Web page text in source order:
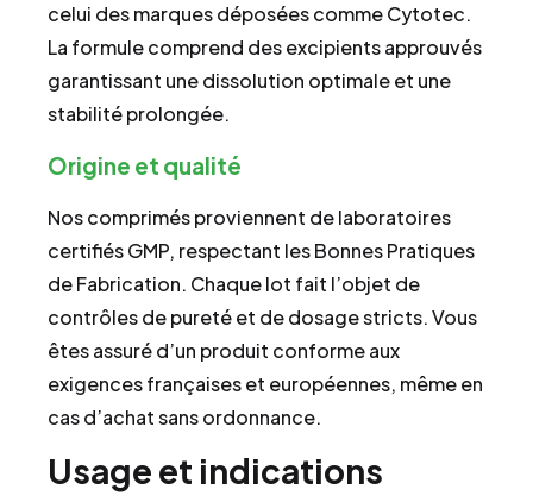
celui des marques déposées comme Cytotec.
La formule comprend des excipients approuvés
garantissant une dissolution optimale et une
stabilité prolongée.
Origine et qualité
Nos comprimés proviennent de laboratoires
certifiés GMP, respectant les Bonnes Pratiques
de Fabrication. Chaque lot fait l’objet de
contrôles de pureté et de dosage stricts. Vous
êtes assuré d’un produit conforme aux
exigences françaises et européennes, même en
cas d’achat sans ordonnance.
Usage et indications